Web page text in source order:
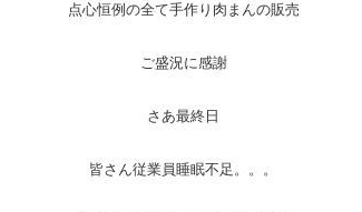
点心恒例の全て手作り肉まんの販売
ご盛況に感謝
さあ最終日
皆さん従業員睡眠不足。。。